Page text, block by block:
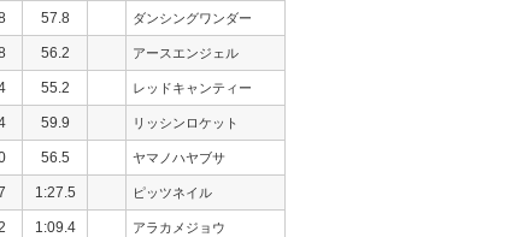
57.8 ダンシングワンダー
56.2 アースエンジェル
55.2 レッドキャンティー
59.9 リッシンロケット
56.5 ヤマノハヤブサ
1:27.5 ピッツネイル
1:09.4 アラカメジョウ